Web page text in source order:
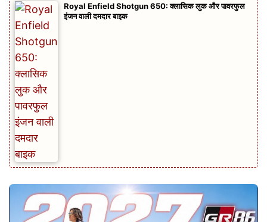
Royal Enfield Shotgun 650: क्लासिक लुक और पावरफुल
इंजन वाली दमदार बाइक